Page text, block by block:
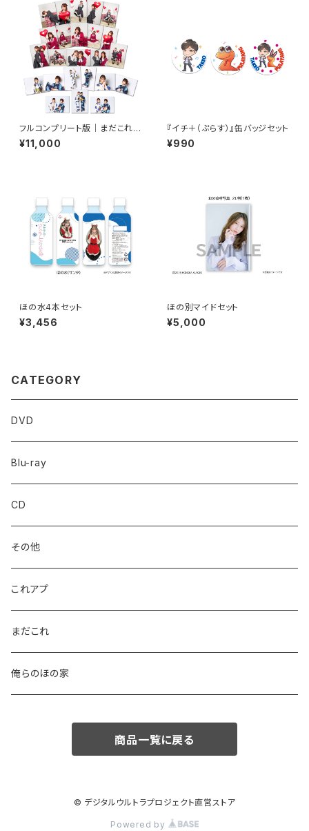
フルコンプリート版｜まだこれブ
ロマイド2021
¥11,000
『イチ＋（ぷらす）』缶バッジセット
¥990
ほの水4本セット
¥3,456
ほの別マイドセット
¥5,000
CATEGORY
DVD
Blu-ray
CD
その他
これアプ
まだこれ
俺らのほの家
商品一覧に戻る
© デジタルウルトラプロジェクト直営ストア
Powered by